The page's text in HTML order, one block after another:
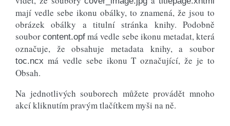
mají vedle sebe ikonu obálky, to znamená, že jsou to
obrázek obálky a titulní stránka knihy. Podobně
souborcontent.opf má vedle sebe ikonu metadat, která
označuje, že obsahuje metadata knihy, a soubor
toc.ncx má vedle sebe ikonu T označující, že je to
Obsah.
Na jednotlivých souborech můžete provádět mnoho
akcí kliknutím pravým tlačítkem myši na ně.